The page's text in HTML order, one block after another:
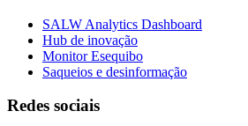
SALW Analytics Dashboard
Hub de inovação
Monitor Esequibo
Saqueios e desinformação
Redes sociais